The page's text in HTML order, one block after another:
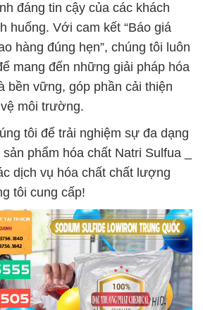
đáng tin cậy của các khách
huống. Với cam kết “Báo giá
hàng đúng hẹn”, chúng tôi luôn
mang đến những giải pháp hóa
bền vững, góp phần cải thiện
môi trường.
tôi để trải nghiệm sự đa dạng
phẩm hóa chất Natri Sulfua _
dịch vụ hóa chất chất lượng
tôi cung cấp!